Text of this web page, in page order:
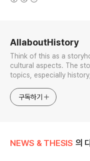
AllaboutHistory
Think of this as a
cultural aspects. The
topics, especially
approach will be to
generalized viewpoint
구독하기
NEWS & THESIS 의